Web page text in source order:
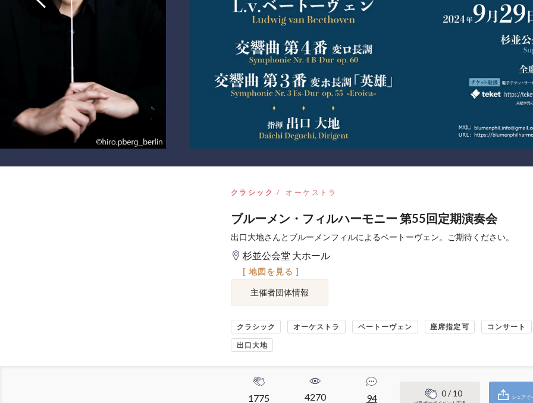
クラシック オーケストラ
ブルーメン・フィルハーモニー 第55回定期演奏会
出口大地さんとブルーメンフィルによるベートーヴェン。ご期待ください。
杉並公会堂 大ホール
[ 地図を見る ]
主催者団体情報
クラシック オーケストラ ベートーヴェン 座席指定可 コンサート
出口大地
1775 4270 94 0/ 10 シェアで